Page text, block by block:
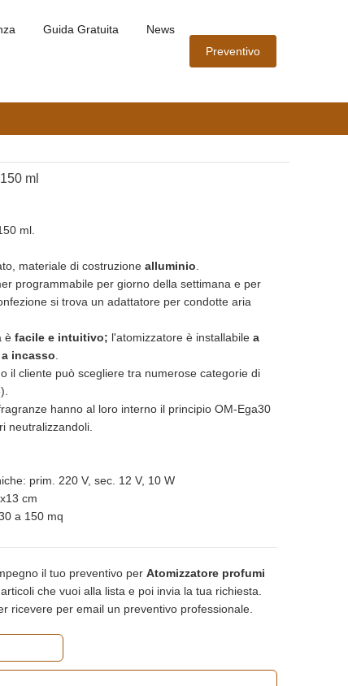
Guida Gratuita News
Preventivo
ml
ml.
materiale di costruzione alluminio
programmabile per giorno della settimana e per
si trova un adattatore per condotte aria
è facile e intuitivo; l'atomizzatore è installabile a
incasso
il cliente può scegliere tra numerose categorie di
hanno al loro interno il principio OM-Ega30
neutralizzandoli.
prim. 220 V, sec. 12 V, 10 W
cm
a 150 mq
il tuo preventivo per Atomizzatore profumi
che vuoi alla lista e poi invia la tua richiesta.
ricevere per email un preventivo professionale.